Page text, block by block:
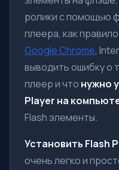
ролики с помощью
плеера, как
Google Chrome,
выводить ошибку о
плеер и что нужно
Player на
Flash элементы.
Установить Flash
очень легко и